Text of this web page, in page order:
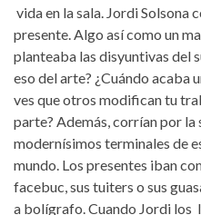
vida en la sala. Jordi Solsona
presente. Algo así como un
planteaba las disyuntivas del
eso del arte? ¿Cuándo acaba
ves que otros modifican tu
parte? Además, corrían por la
modernísimos terminales de
mundo. Los presentes iban
facebuc, sus tuiters o sus
a bolígrafo. Cuando Jordi los